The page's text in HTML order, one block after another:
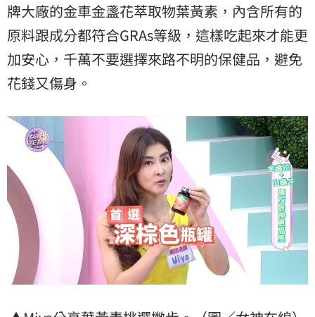
牌大廠的金車金盞花萃取物葉黃素，內含所有的
原料跟成分都符合GRAs等級，這樣吃起來才能更
加安心，千萬不要選擇來路不明的保健品，避免
花錢又傷身。